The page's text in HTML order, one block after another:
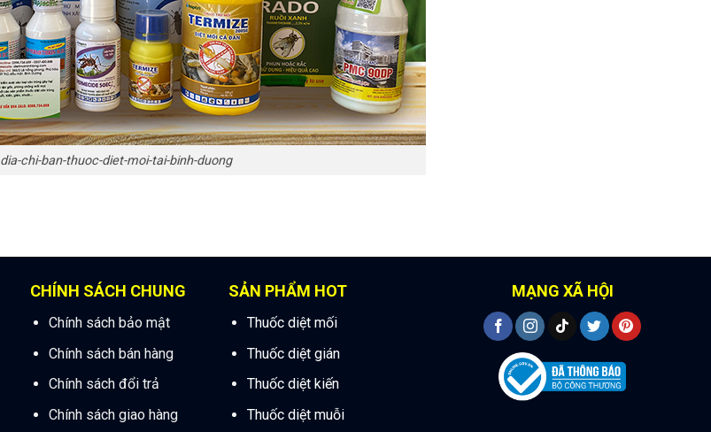
dia-chi-ban-thuoc-diet-moi-tai-binh-duong
CHÍNH SÁCH CHUNG
Chính sách bảo mật
Chính sách bán hàng
Chính sách đổi trả
Chính sách giao hàng
SẢN PHẨM HOT
Thuốc diệt mối
Thuốc diệt gián
Thuốc diệt kiến
Thuốc diệt muỗi
MẠNG XÃ HỘI